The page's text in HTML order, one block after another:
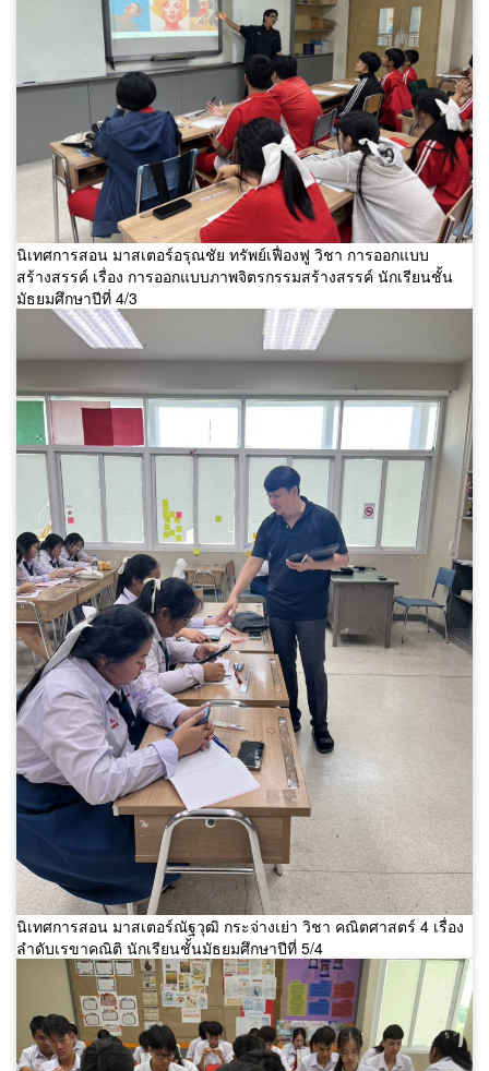
นิเทศการสอน มาสเตอร์อรุณชัย ทรัพย์เฟื่องฟู วิชา การออกแบบ
สร้างสรรค์ เรื่อง การออกแบบภาพจิตรกรรมสร้างสรรค์ นักเรียนชั้น
มัธยมศึกษาปีที่ 4/3
นิเทศการสอน มาสเตอร์ณัฐวุฒิ กระจ่างเย่า วิชา คณิตศาสตร์ 4 เรื่อง
ลำดับเรขาคณิติ นักเรียนชั้นมัธยมศึกษาปีที่ 5/4